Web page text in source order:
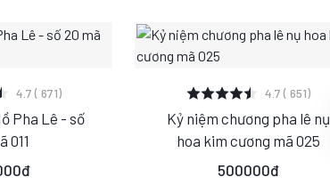
TIẾT
L
4.7 ( 671)
Pha Lê - số
011
XEM CHI TIẾT
S M L
4.7 ( 651)
Kỷ niệm chương pha lê nụ
hoa kim cương mã 025
500000đ